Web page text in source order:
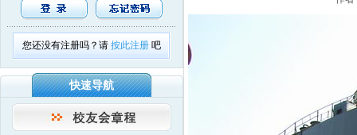
您还没有注册吗？请 按此注册 吧
快速导航